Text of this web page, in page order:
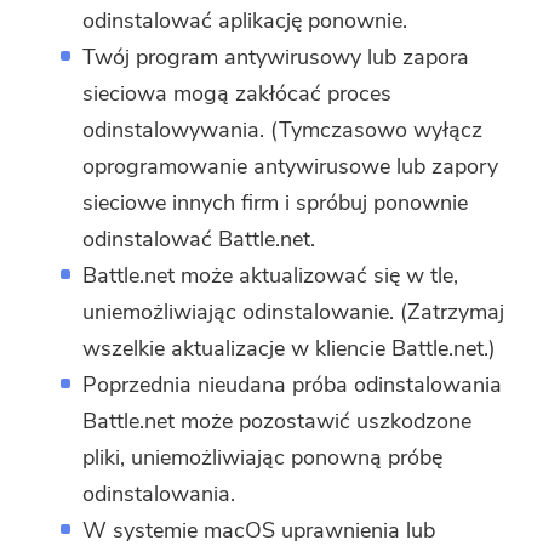
odinstalować aplikację ponownie.
Twój program antywirusowy lub zapora
sieciowa mogą zakłócać proces
odinstalowywania. (Tymczasowo wyłącz
oprogramowanie antywirusowe lub zapory
sieciowe innych firm i spróbuj ponownie
odinstalować Battle.net.
Battle.net może aktualizować się w tle,
uniemożliwiając odinstalowanie. (Zatrzymaj
wszelkie aktualizacje w kliencie Battle.net.)
Poprzednia nieudana próba odinstalowania
Battle.net może pozostawić uszkodzone
pliki, uniemożliwiając ponowną próbę
odinstalowania.
W systemie macOS uprawnienia lub